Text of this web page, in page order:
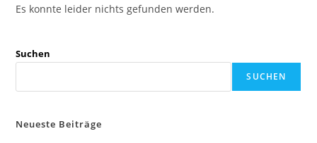
Es konnte leider nichts gefunden werden.
Suchen
SUCHEN
Neueste Beiträge